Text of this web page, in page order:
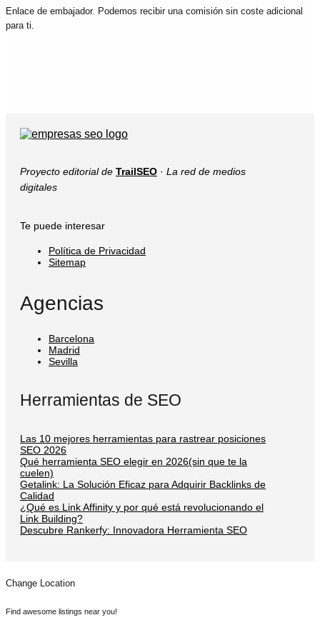
Enlace de embajador. Podemos recibir una comisión sin coste adicional
para ti.
Proyecto editorial de TrailSEO · La red de medios
digitales
Te puede interesar
Política de Privacidad
Sitemap
Agencias
Barcelona
Madrid
Sevilla
Herramientas de SEO
Las 10 mejores herramientas para rastrear posiciones
SEO 2026
Qué herramienta SEO elegir en 2026(sin que te la
cuelen)
Getalink: La Solución Eficaz para Adquirir Backlinks de
Calidad
¿Qué es Link Affinity y por qué está revolucionando el
Link Building?
Descubre Rankerfy: Innovadora Herramienta SEO
Change Location
Find awesome listings near you!